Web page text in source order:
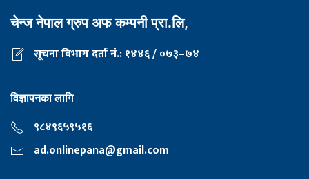
चेन्ज नेपाल ग्रुप अफ कम्पनी प्रा.लि,
सूचना विभाग दर्ता नं.: १४४६ / ०७३–७४
विज्ञापनका लागि
९८४९६५९५१६
ad.onlinepana@gmail.com